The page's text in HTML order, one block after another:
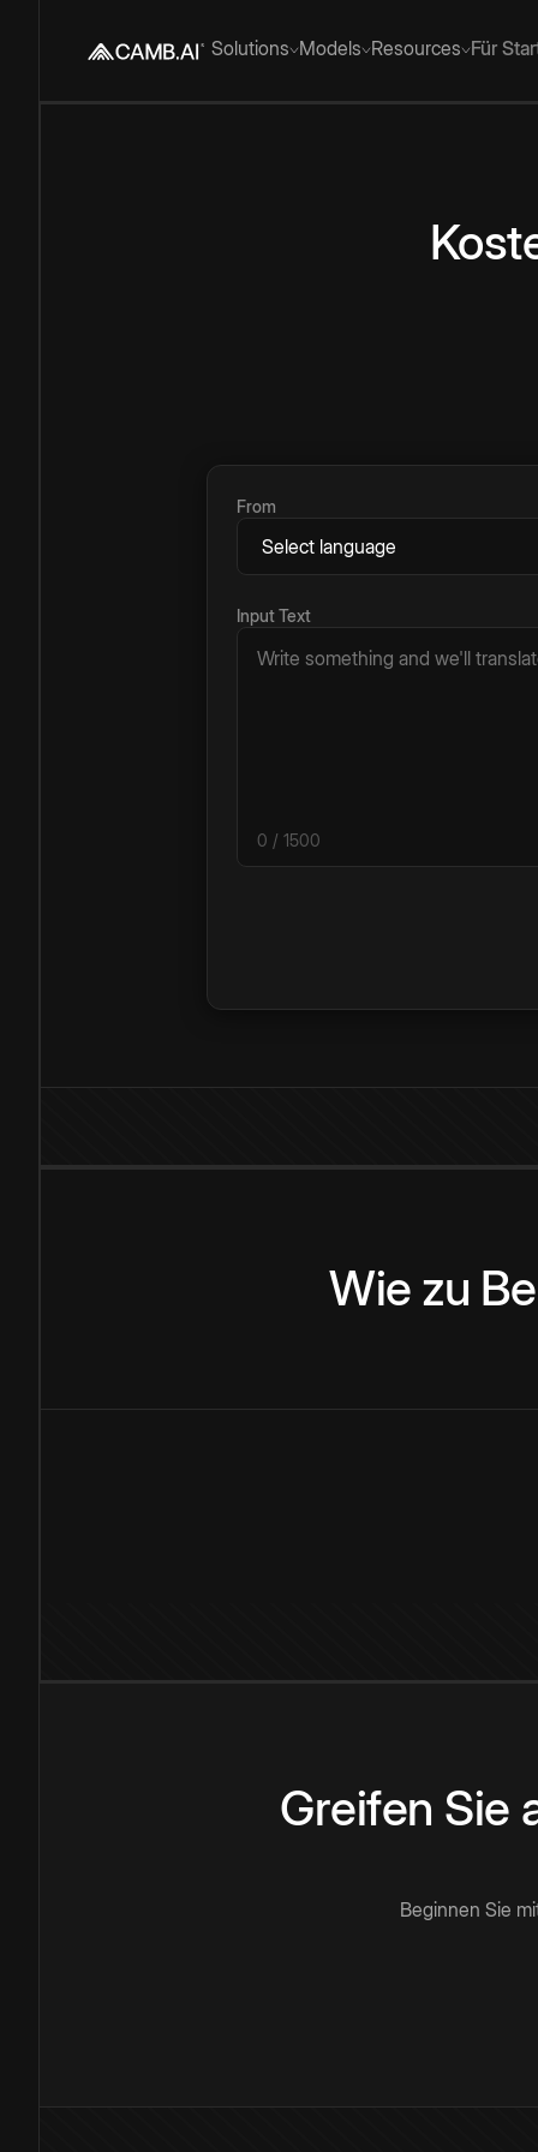
Solutions Models Resources Für
From
Input Text
0 / 1500
Wie zu
Greifen Sie
Beginnen Sie